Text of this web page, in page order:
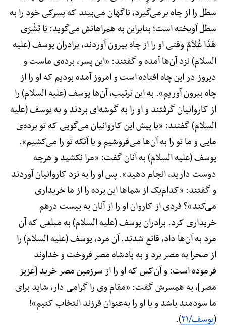
سطل را از چاه برمی‌گیرد، ناگهان می‌بیند که پسرکی خود را به
سطل آویخته است؛ بنابراین به همراهانش می‌گوید: یَا بُشْرَی
هَذَا غُلاَمٌ وقتی او را از چاه بیرون آوردند، برادران یوسف (علیه
السلام) نزد آن‌ها آمده و گفتند: «این پسر، برده‌ی ماست و
دیروز در این چاه افتاده است و امروز آمده بودیم که او را از
چاه بیرون آوریم». به این ترتیب، آن‌ها یوسف (علیه السلام) را
از کاروانیان گرفتند و او را به گوشه‌ای بردند و به یوسف (علیه
السلام) گفتند: «یا پیش این کاروانیان می‌گویی که تو برده‌ی
مایی و ما تو را به آن‌ها می‌فروشیم و یا آنکه تو را می‌کشیم».
یوسف (علیه السلام) به آنان گفت: «مرا نکشید و هرچه
دوست دارید، انجام دهید». پس او را به نزد کاروانیان آوردند
و گفتند: «کدام‌یک از شماها این برده را از ما خریداری
می‌کند»؟ فردی از کاروان او را از آنان به بیست درهم
خریداری کرد. برادران یوسف (علیه السلام) به مبلغی که آن
مرد به آن‌ها داد، قانع شدند. آن مرد، یوسف (علیه السلام) را
از صحرا به مصر برد و به پادشاه مصر فروخت و خداوند
فرموده است: و آن‌کس که او را از سرزمین مصر خرید [عزیز
مصر]، به همسرش گفت: «مقام وی را گرامی دار، شاید برای
ما سودمند باشد و یا او را به‌عنوان فرزند انتخاب کنیم»!
(یوسف/۲۱ ).